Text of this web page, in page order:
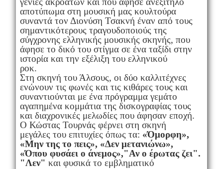
αποτύπωμα στη μουσική μας κουλτούρα
συναντά τον Διονύση Τσακνή έναν από τους
σημαντικότερους τραγουδοποιούς της
σύγχρονης ελληνικής μουσικής σκηνής, που
άφησε το δικό του στίγμα σε ένα ταξίδι στην
ιστορία και την εξέλιξη του ελληνικού
ροκ.
Στη σκηνή του Άλσους, οι δύο καλλιτέχνες
ενώνουν τις φωνές και τις κιθάρες τους και
συναντιούνται με ένα πρόγραμμα γεμάτο
αγαπημένα κομμάτια της δισκογραφίας τους
και διαχρονικές μελωδίες που άφησαν εποχή.
O Κώστας Τουρνάς φέρνει στη σκηνή
μεγάλες του επιτυχίες όπως τα: «Όμορφη»,
«Μην της το πεις», «Δεν μετανιώνω»,
«Όπου φυσάει ο άνεμος»,"Αν ο έρωτας ζει".
"Λεν" και φυσικά το εμβληματικό